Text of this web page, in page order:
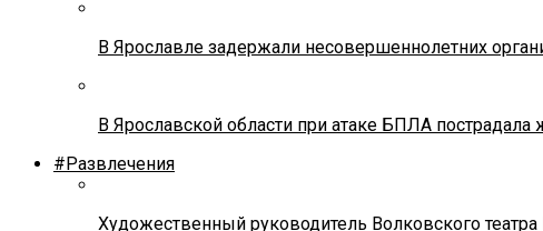
В Ярославле задержали несовершеннолетних
В Ярославской области при атаке БПЛА
#Развлечения
Художественный руководитель Волковского